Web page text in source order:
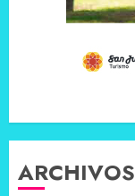
ARCHIVOS